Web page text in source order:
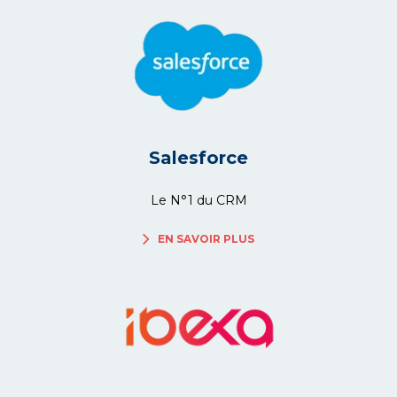
Salesforce
Le N°1 du CRM
EN SAVOIR PLUS